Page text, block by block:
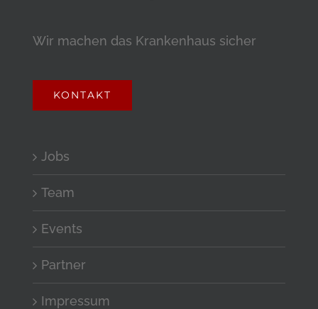
Wir machen das Krankenhaus sicher
KONTAKT
Jobs
Team
Events
Partner
Impressum